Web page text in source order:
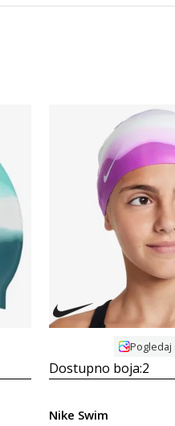
Uporedi
Pogledaj
Dostupno boja:2
Nike Swim